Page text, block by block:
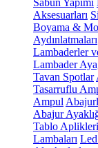
Sabun Yapımı
Aksesuarları
Boyama &
Aydınlatmaları
Lambaderler
Lambader
Tavan Spotlar
Tasarruflu
Ampul
Abajur
Tablo Aplikleri
Lambaları